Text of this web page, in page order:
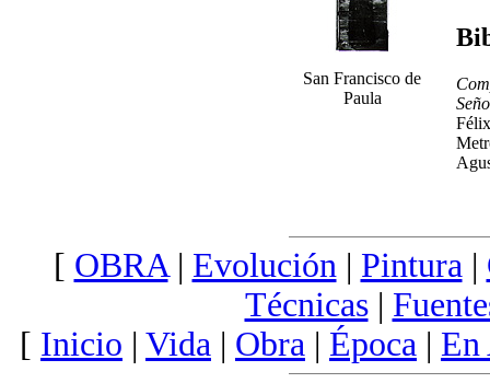
San Francisco de
Paula
[ OBRA| Evolución | Pintura |
Técnicas|
[ Inicio | Vida | Obra | Época | En